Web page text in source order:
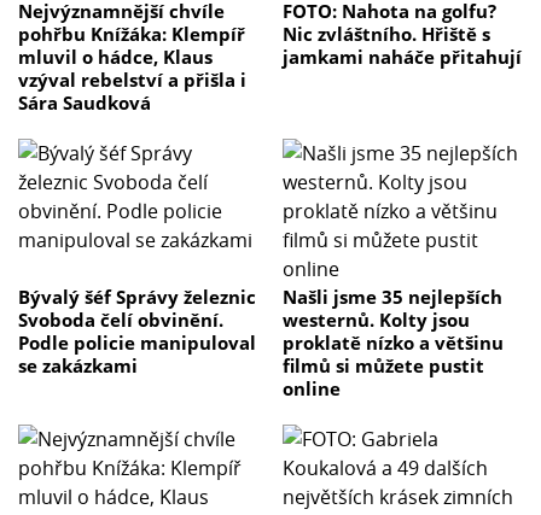
Nejvýznamnější chvíle
pohřbu Knížáka: Klempíř
mluvil o hádce, Klaus
vzýval rebelství a přišla i
Sára Saudková
FOTO: Nahota na golfu?
Nic zvláštního. Hřiště s
jamkami naháče přitahují
Bývalý šéf Správy železnic
Svoboda čelí obvinění.
Podle policie manipuloval
se zakázkami
Našli jsme 35 nejlepších
westernů. Kolty jsou
proklatě nízko a většinu
filmů si můžete pustit
online